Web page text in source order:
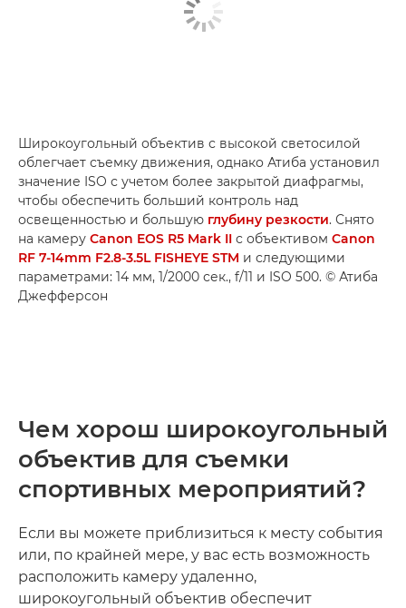
Широкоугольный объектив с высокой светосилой
облегчает съемку движения, однако Атиба установил
значение ISO с учетом более закрытой диафрагмы,
чтобы обеспечить больший контроль над
освещенностью и большую глубину резкости. Снято
на камеру Canon EOS R5 Mark II с объективом Canon
RF 7-14mm F2.8-3.5L FISHEYE STM и следующими
параметрами: 14 мм, 1/2000 сек., f/11 и ISO 500. © Атиба
Джефферсон
Чем хорош широкоугольный
объектив для съемки
спортивных мероприятий?
Если вы можете приблизиться к месту события
или, по крайней мере, у вас есть возможность
расположить камеру удаленно,
широкоугольный объектив обеспечит